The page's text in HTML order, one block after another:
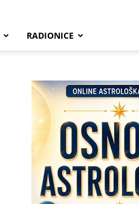
RADIONICE